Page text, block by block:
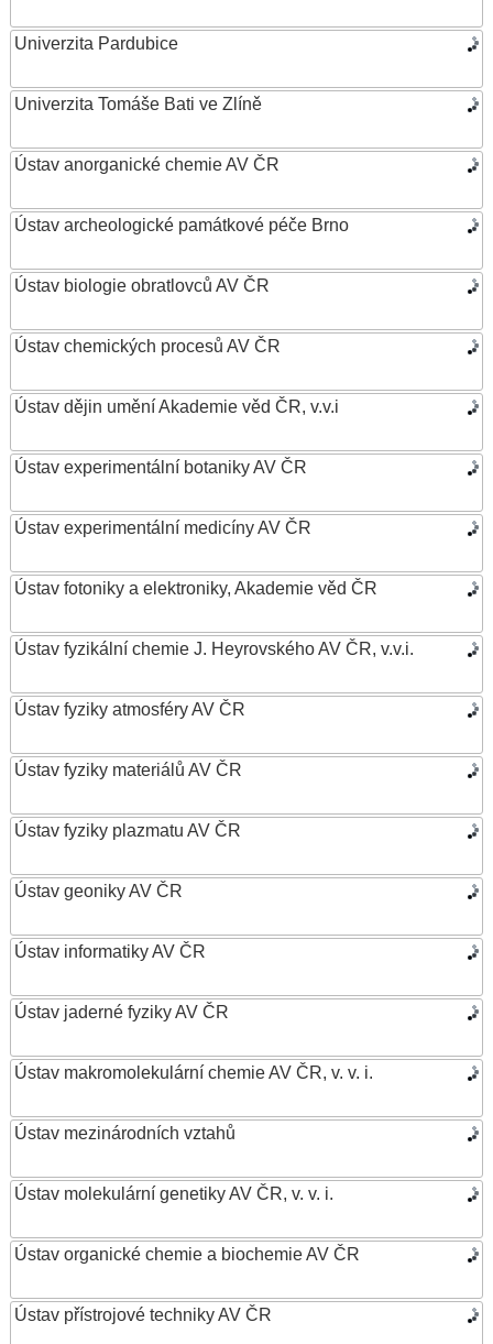
Univerzita Pardubice
Univerzita Tomáše Bati ve Zlíně
Ústav anorganické chemie AV ČR
Ústav archeologické památkové péče Brno
Ústav biologie obratlovců AV ČR
Ústav chemických procesů AV ČR
Ústav dějin umění Akademie věd ČR, v.v.i
Ústav experimentální botaniky AV ČR
Ústav experimentální medicíny AV ČR
Ústav fotoniky a elektroniky, Akademie věd ČR
Ústav fyzikální chemie J. Heyrovského AV ČR, v.v.i.
Ústav fyziky atmosféry AV ČR
Ústav fyziky materiálů AV ČR
Ústav fyziky plazmatu AV ČR
Ústav geoniky AV ČR
Ústav informatiky AV ČR
Ústav jaderné fyziky AV ČR
Ústav makromolekulární chemie AV ČR, v. v. i.
Ústav mezinárodních vztahů
Ústav molekulární genetiky AV ČR, v. v. i.
Ústav organické chemie a biochemie AV ČR
Ústav přístrojové techniky AV ČR